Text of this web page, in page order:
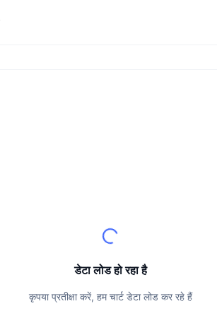
डेटा लोड हो रहा है
कृपया प्रतीक्षा करें, हम चार्ट डेटा लोड कर रहे हैं